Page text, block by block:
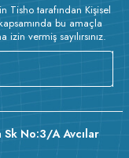
Tisho tarafından Kişisel
bu amaçla
vermiş sayılırsınız.
Sk No:3/A Avcılar